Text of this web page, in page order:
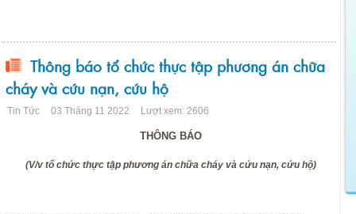
Thông báo tổ chức thực tập phương án chữa
cháy và cứu nạn, cứu hộ
Tin Tức 03 Tháng 11 2022 Lượt xem: 2606
THÔNG BÁO
(V/v tổ chức thực tập phương án chữa cháy và cứu nạn, cứu hộ)